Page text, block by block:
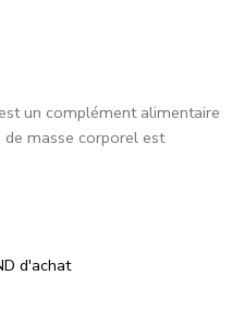
un complément alimentaire
de masse corporel est
d'achat